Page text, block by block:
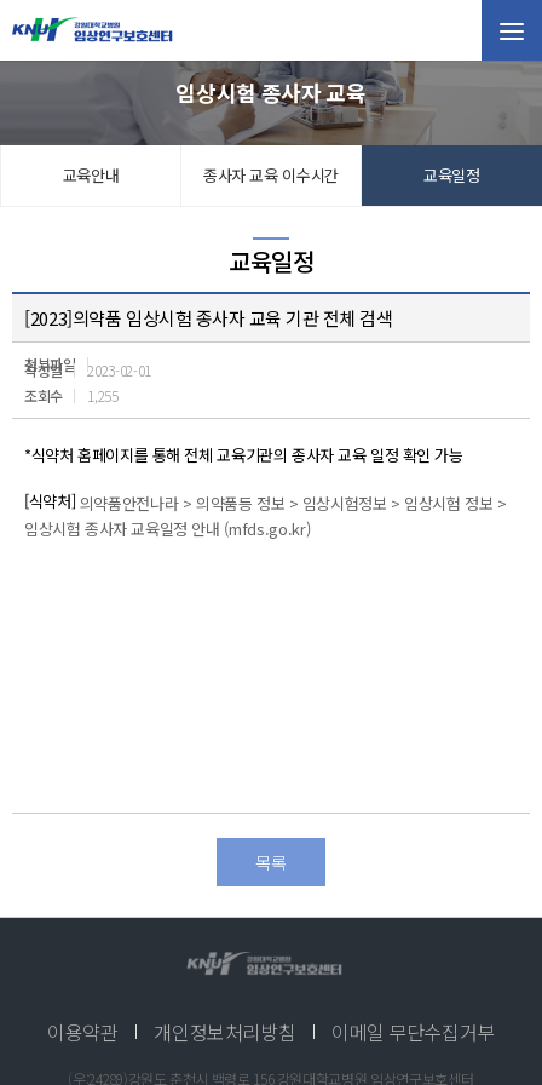
자
시험 종사자 교육
안내
자 교육 이수시간
일정
임상시험 종사자 교육
교육안내 종사자 교육 이수시간 교육일정
교육일정
[2023]의약품 임상시험 종사자 교육 기관 전체 검색
첨부파일
작성일
2023-02-01
조회수
1,255
*식약처 홈페이지를 통해 전체 교육기관의 종사자 교육 일정 확인 가능
[식약처] 의약품안전나라 > 의약품등 정보 > 임상시험정보 > 임상시험 정보 >
임상시험 종사자 교육일정 안내 (mfds.go.kr)
목록
이용약관 개인정보처리방침 이메일 무단수집거부
(우:24289)강원도 춘천시 백령로 156 강원대학교병원 임상연구보호센터